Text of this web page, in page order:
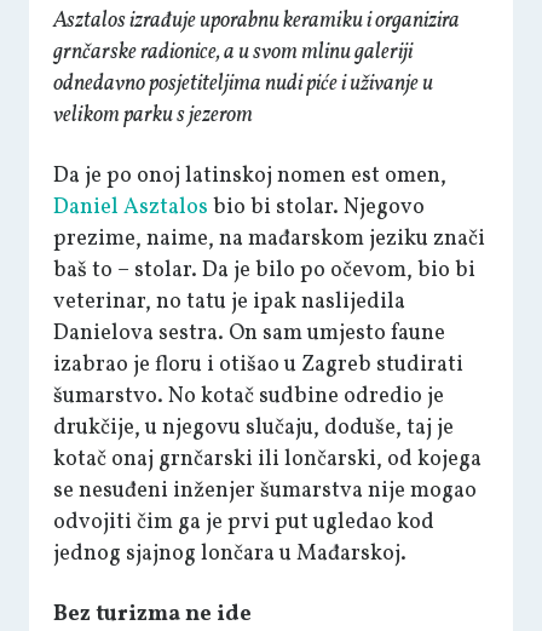
Asztalos izrađuje uporabnu keramiku i organizira
grnčarske radionice, a u svom mlinu galeriji
odnedavno posjetiteljima nudi piće i uživanje u
velikom parku s jezerom
Da je po onoj latinskoj nomen est omen,
Daniel Asztalos bio bi stolar. Njegovo
prezime, naime, na mađarskom jeziku znači
baš to – stolar. Da je bilo po očevom, bio bi
veterinar, no tatu je ipak naslijedila
Danielova sestra. On sam umjesto faune
izabrao je floru i otišao u Zagreb studirati
šumarstvo. No kotač sudbine odredio je
drukčije, u njegovu slučaju, doduše, taj je
kotač onaj grnčarski ili lončarski, od kojega
se nesuđeni inženjer šumarstva nije mogao
odvojiti čim ga je prvi put ugledao kod
jednog sjajnog lončara u Mađarskoj.
Bez turizma ne ide